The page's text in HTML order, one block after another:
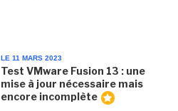
LE 11 MARS 2023
Test VMware Fusion 13 : une
mise à jour nécessaire mais
encore incomplète